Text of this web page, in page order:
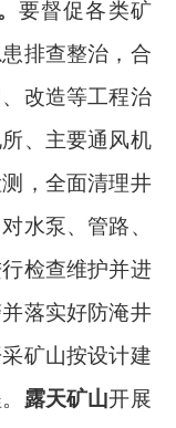
要督促各类矿
排查整治，合
改造等工程治
、主要通风机
，全面清理井
水泵、管路、
检查维护并进
落实好防淹井
矿山按设计建
露天矿山开展